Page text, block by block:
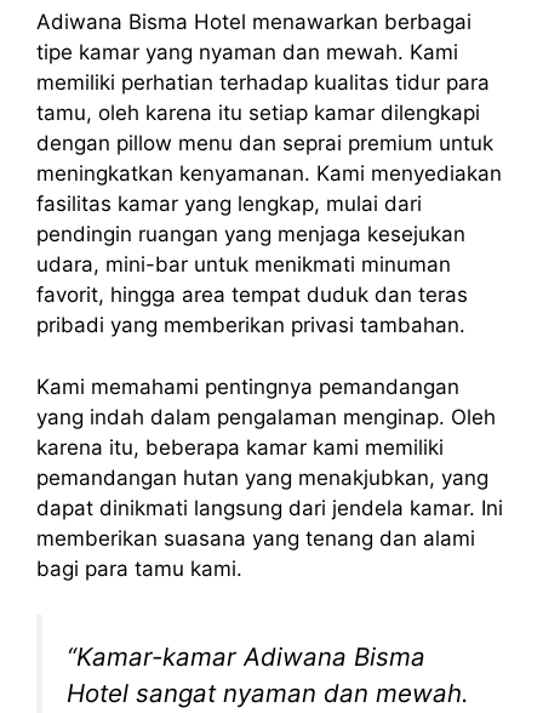
Adiwana Bisma Hotel menawarkan berbagai
tipe kamar yang nyaman dan mewah. Kami
memiliki perhatian terhadap kualitas tidur para
tamu, oleh karena itu setiap kamar dilengkapi
dengan pillow menu dan seprai premium untuk
meningkatkan kenyamanan. Kami menyediakan
fasilitas kamar yang lengkap, mulai dari
pendingin ruangan yang menjaga kesejukan
udara, mini-bar untuk menikmati minuman
favorit, hingga area tempat duduk dan teras
pribadi yang memberikan privasi tambahan.
Kami memahami pentingnya pemandangan
yang indah dalam pengalaman menginap. Oleh
karena itu, beberapa kamar kami memiliki
pemandangan hutan yang menakjubkan, yang
dapat dinikmati langsung dari jendela kamar. Ini
memberikan suasana yang tenang dan alami
bagi para tamu kami.
“Kamar-kamar Adiwana Bisma
Hotel sangat nyaman dan mewah.